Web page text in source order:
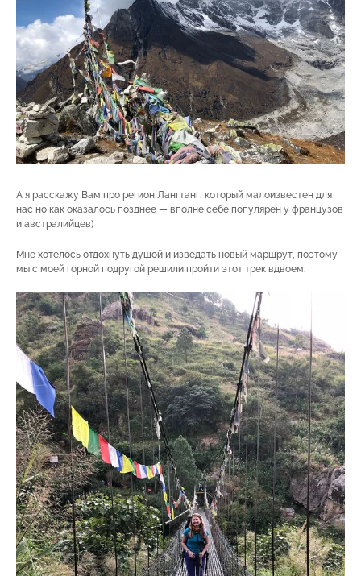
А я расскажу Вам про регион Лангтанг, который малоизвестен для
нас но как оказалось позднее — вполне себе популярен у французов
и австралийцев)
Мне хотелось отдохнуть душой и изведать новый маршрут, поэтому
мы с моей горной подругой решили пройти этот трек вдвоем.